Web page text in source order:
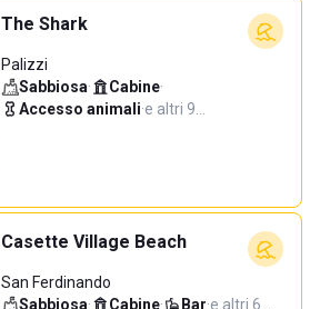
The Shark
Palizzi
Sabbiosa· Cabine·
Accesso animali·e altri 9…
Casette Village Beach
San Ferdinando
Sabbiosa· Cabine· Bar·e altri 6…